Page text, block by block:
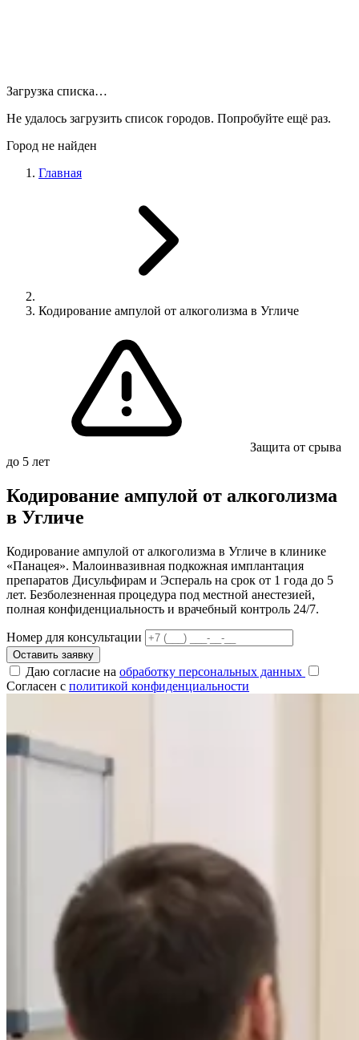
Загрузка списка…
Не удалось загрузить список городов. Попробуйте ещё раз.
Город не найден
Главная
Кодирование ампулой от алкоголизма в Угличе
Защита от срыва
до 5 лет
Кодирование ампулой от алкоголизма
в Угличе
Кодирование ампулой от алкоголизма в Угличе в клинике
«Панацея». Малоинвазивная подкожная имплантация
препаратов Дисульфирам и Эспераль на срок от 1 года до 5
лет. Безболезненная процедура под местной анестезией,
полная конфиденциальность и врачебный контроль 24/7.
Номер для консультации
Оставить заявку
Даю согласие на обработку персональных данных
Согласен с политикой конфиденциальности